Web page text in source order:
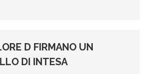
D FIRMANO UN
DI INTESA